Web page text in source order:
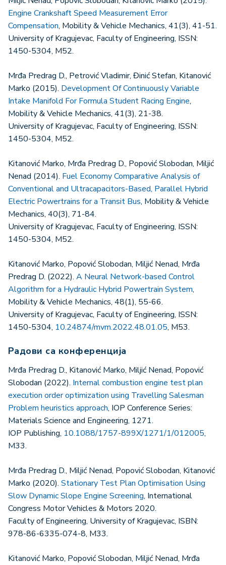
Engine Crankshaft Speed Measurement Error
Compensation, Mobility & Vehicle Mechanics, 41(3), 41-51.
University of Kragujevac, Faculty of Engineering, ISSN:
1450-5304, M52.
Mrđa Predrag D., Petrović Vladimir, Đinić Stefan, Kitanović
Marko (2015). Development Of Continuously Variable
Intake Manifold For Formula Student Racing Engine,
Mobility & Vehicle Mechanics, 41(3), 21-38.
University of Kragujevac, Faculty of Engineering, ISSN:
1450-5304, M52.
Kitanović Marko, Mrđa Predrag D., Popović Slobodan, Miljić
Nenad (2014). Fuel Economy Comparative Analysis of
Conventional and Ultracapacitors-Based, Parallel Hybrid
Electric Powertrains for a Transit Bus, Mobility & Vehicle
Mechanics, 40(3), 71-84.
University of Kragujevac, Faculty of Engineering, ISSN:
1450-5304, M52.
Kitanović Marko, Popović Slobodan, Miljić Nenad, Mrđa
Predrag D. (2022). A Neural Network-based Control
Algorithm for a Hydraulic Hybrid Powertrain System,
Mobility & Vehicle Mechanics, 48(1), 55-66.
University of Kragujevac, Faculty of Engineering, ISSN:
1450-5304, 10.24874/mvm.2022.48.01.05, M53.
Радови са конференција
Mrđa Predrag D., Kitanović Marko, Miljić Nenad, Popović
Slobodan (2022). Internal combustion engine test plan
execution order optimization using Travelling Salesman
Problem heuristics approach, IOP Conference Series:
Materials Science and Engineering, 1271.
IOP Publishing, 10.1088/1757-899X/1271/1/012005,
M33.
Mrđa Predrag D., Miljić Nenad, Popović Slobodan, Kitanović
Marko (2020). Stationary Test Plan Optimisation Using
Slow Dynamic Slope Engine Screening, International
Congress Motor Vehicles & Motors 2020.
Faculty of Engineering, University of Kragujevac, ISBN:
978-86-6335-074-8, M33.
Kitanović Marko, Popović Slobodan, Miljić Nenad, Mrđa